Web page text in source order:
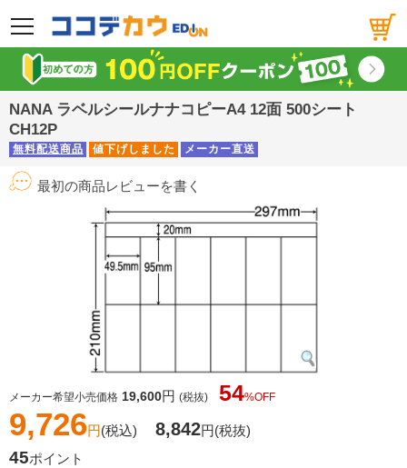
メニュー
NANA ラベルシールナナコピーA4 12面 500シート
CH12P
無料配送商品 値下げしました メーカー直送
最初の商品レビューを書く
メーカー希望小売価格 19,600円 (税抜) 54%OFF
9,726円(税込) 8,842円(税抜)
45ポイント